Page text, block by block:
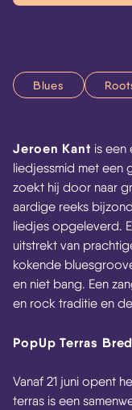
Blues
Jeroen Kant is een
liedjessmid met een
zoekt hij door naar
aardige reeks
liedjes opgeleverd.
uitstrekt van
kokende
en niet bang. Een
en rock traditie en
PopUp Terras
Vanaf 21 juni opent
terras is een